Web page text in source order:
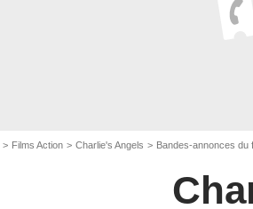
Films Action Charlie's Angels Bandes-annonces du